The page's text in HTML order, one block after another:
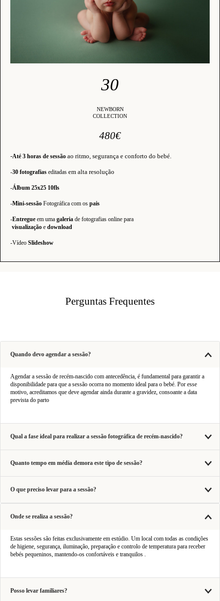
30
NEWBORN
COLLECTION
480€
-Até 3 horas de sessão ao ritmo, segurança e conforto do bebé.
-30 fotografias editadas em alta resolução
-Álbum 25x25 10fls
-Mini-sessão Fotográfica com os pais
-Entregue em uma galeria de fotografias online para
visualização e download
-Vídeo Slideshow
Perguntas Frequentes
Quando devo agendar a sessão?
Agendar a sessão de recém-nascido com antecedência, é fundamental para garantir a
disponibilidade para que a sessão ocorra no momento ideal para o bebé. Por esse
motivo, acreditamos que deve agendar ainda durante a gravidez, consoante a data
prevista do parto
Qual a fase ideal para realizar a sessão fotográfica de recém-nascido?
Quanto tempo em média demora este tipo de sessão?
O que preciso levar para a sessão?
Onde se realiza a sessão?
Estas sessões são feitas exclusivamente em estúdio. Um local com todas as condições
de higiene, segurança, iluminação, preparação e controlo de temperatura para receber
bebés pequeninos, mantendo-os confortáveis e tranquilos .
Posso levar familiares?